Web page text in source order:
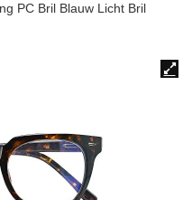
PC Bril Blauw Licht Bril